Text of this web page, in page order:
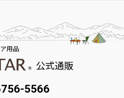
用品
公式通販
5566